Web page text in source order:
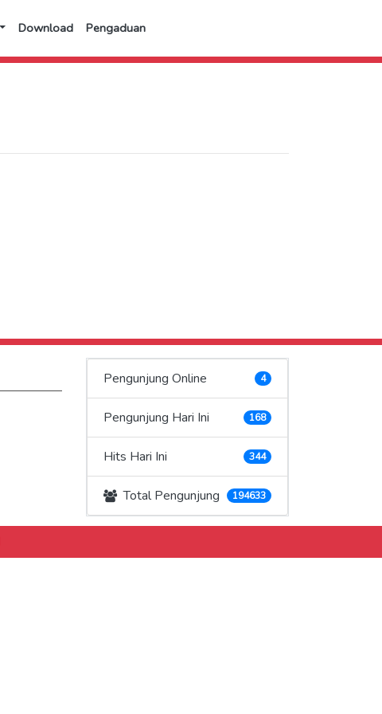
Download Pengaduan
Pengunjung Online 4
Pengunjung Hari Ini 168
Hits Hari Ini 344
Total Pengunjung 194633